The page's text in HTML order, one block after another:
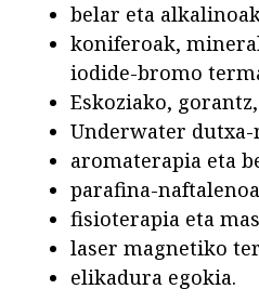
belar eta
koniferoak,
iodide-bromo
Eskoziako,
Underwater dutxa-
aromaterapia eta
parafina-
fisioterapia eta
laser magnetiko
elikadura egokia.